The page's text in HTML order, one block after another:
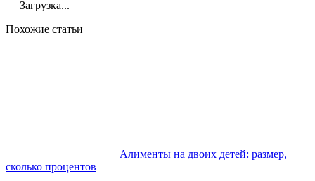
Загрузка...
Похожие статьи
Алименты на двоих детей: размер,
сколько процентов